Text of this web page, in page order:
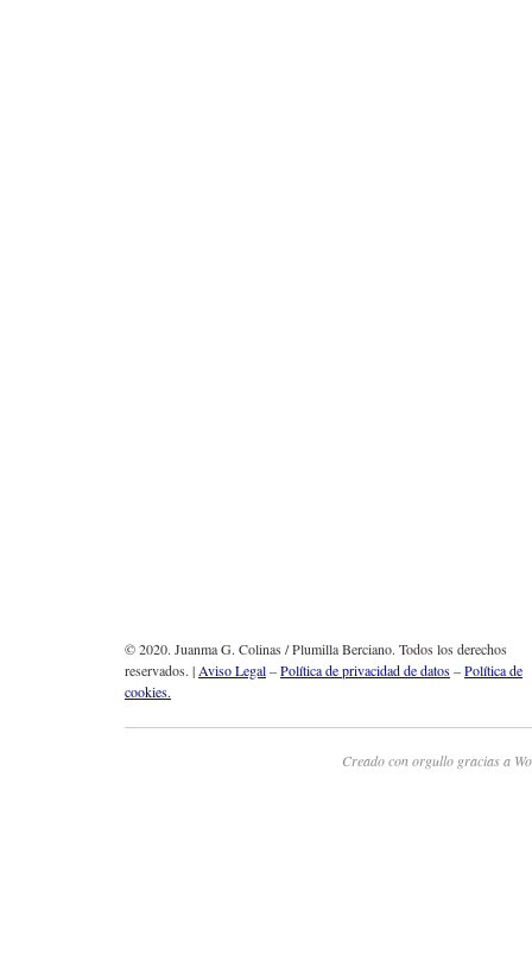
© 2020. Juanma G. Colinas / Plumilla Berciano. Todos los derechos
reservados. |Aviso Legal–Política de privacidad de datos–Política de
cookies.
Creado con orgullo gracias a